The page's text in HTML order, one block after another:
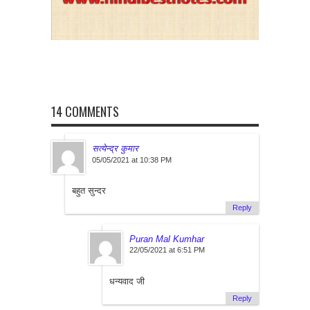
14 COMMENTS
सत्येन्द्र कुमार
05/05/2021 at 10:38 PM
बहुत सुन्दर
Reply
Puran Mal Kumhar
22/05/2021 at 6:51 PM
धन्यवाद जी
Reply